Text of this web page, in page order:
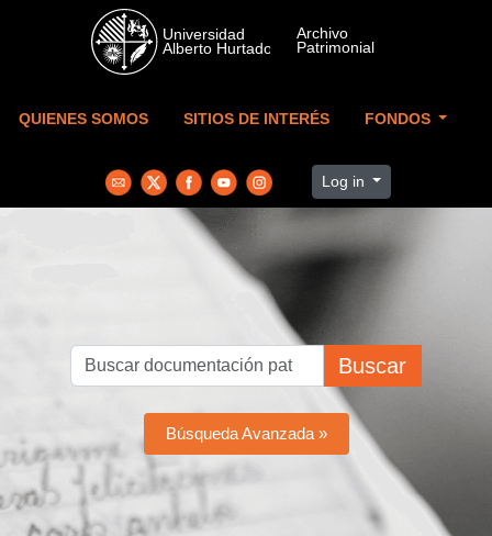
Skip to main content
QUIENES SOMOS SITIOS DE INTERÉS FONDOS
Log in
Buscar
Búsqueda Avanzada »